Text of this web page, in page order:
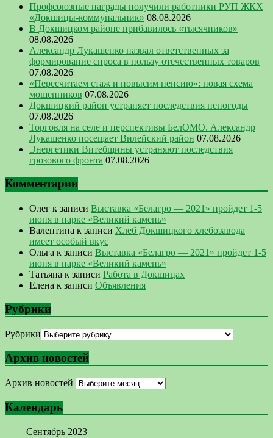
Профсоюзные награды получили работники РУП ЖКХ
«Докшицы-коммунальник» 08.08.2026
В Докшицком районе прибавилось «тысячников»
08.08.2026
Александр Лукашенко назвал ответственных за
формирование спроса в пользу отечественных товаров
07.08.2026
«Пересчитаем стаж и повысим пенсию»: новая схема
мошенников 07.08.2026
Докшицкий район устраняет последствия непогоды
07.08.2026
Торговля на селе и перспективы БелОМО. Александр
Лукашенко посещает Вилейский район 07.08.2026
Энергетики Витебщины устраняют последствия
грозового фронта 07.08.2026
Комментарии
Олег к записи Выставка «Белагро — 2021» пройдет 1-5
июня в парке «Великий камень»
Валентина к записи Хлеб Докшицкого хлебозавода
имеет особый вкус
Ольга к записи Выставка «Белагро — 2021» пройдет 1-5
июня в парке «Великий камень»
Татьяна к записи Работа в Докшицах
Елена к записи Объявления
Рубрики
Рубрики
Архив новостей
Архив новостей
Календарь
Сентябрь 2023